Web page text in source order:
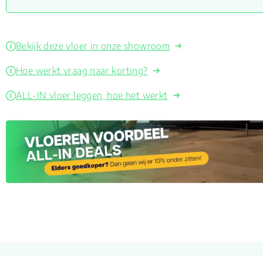
Bekijk deze vloer in onze showroom
Hoe werkt vraag naar korting?
ALL-IN vloer leggen, hoe het werkt